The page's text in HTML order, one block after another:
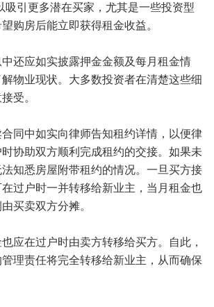
吸引更多潜在买家，尤其是一些投资型
购房后能立即获得租金收益。
还应如实披露押金金额及每月租金情
物业现状。大多数投资者在清楚这些细
受。
同中如实向律师告知租约详情，以便律
协助双方顺利完成租约的交接。如果未
知悉房屋附带租约的情况。一旦买方接
过户时一并转移给新业主，当月租金也
买卖双方分摊。
应在过户时由卖方转移给买方。自此，
理责任将完全转移给新业主，从而确保